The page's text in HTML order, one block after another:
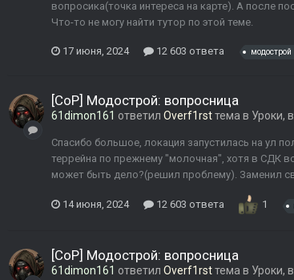
вопросика(точка интереса на карте). А после
Что-то не могу найти тутор по этой теме.
17 июня, 2024 12 603 ответа модострой
[CoP] Модострой: вопросница
61dimon161 ответил Overf1rstтема в Уроки,
Спасибо большое, локация запустилась на ул
террейна по прежнему "молочная", хотя в СДК
может быть дело?(решил проблему). Заменил
14 июня, 2024 12 603 ответа 1
[CoP] Модострой: вопросница
61dimon161 ответил Overf1rstтема в Уроки,